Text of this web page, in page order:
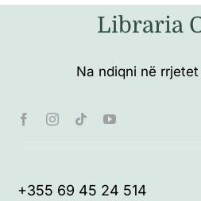
Libraria
Na ndiqni në
+355 69 45 24 514